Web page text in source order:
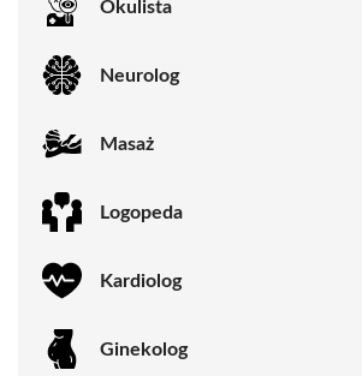
Okulista
Neurolog
Masaż
Logopeda
Kardiolog
Ginekolog